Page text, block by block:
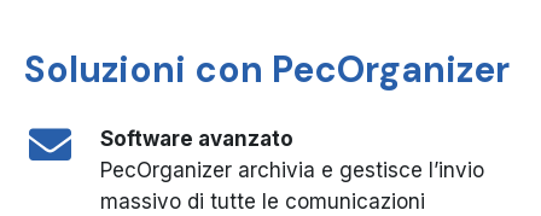
Soluzioni con PecOrganizer
Software avanzato
PecOrganizer archivia e gestisce l’invio
massivo di tutte le comunicazioni